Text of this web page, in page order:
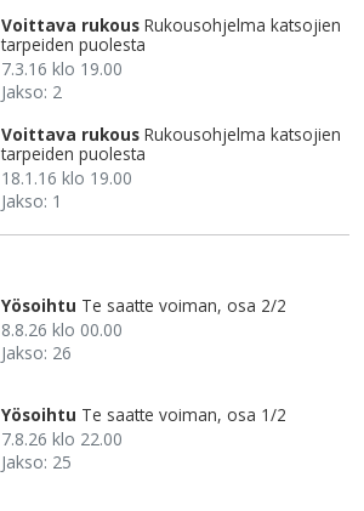
Voittava rukous Rukousohjelma katsojien
tarpeiden puolesta
7.3.16 klo 19.00
Jakso: 2
Voittava rukous Rukousohjelma katsojien
tarpeiden puolesta
18.1.16 klo 19.00
Jakso: 1
Yösoihtu Te saatte voiman, osa 2/2
8.8.26 klo 00.00
Jakso: 26
Yösoihtu Te saatte voiman, osa 1/2
7.8.26 klo 22.00
Jakso: 25